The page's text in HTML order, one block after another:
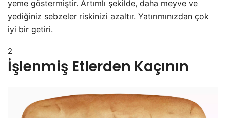
yeme göstermiştir. Artımlı şekilde, daha meyve ve
yediğiniz sebzeler riskinizi azaltır. Yatırımınızdan çok
iyi bir getiri.
2
İşlenmiş Etlerden Kaçının